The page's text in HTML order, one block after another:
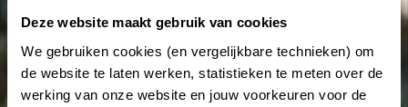
Deze website maakt gebruik van cookies
We gebruiken cookies (en vergelijkbare technieken) om
de website te laten werken, statistieken te meten over de
werking van onze website en jouw voorkeuren voor de